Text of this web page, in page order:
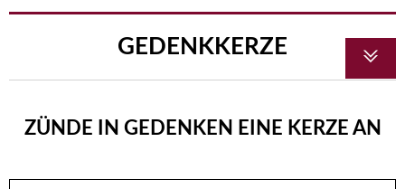
GEDENKKERZE
ZÜNDE IN GEDENKEN EINE KERZE AN